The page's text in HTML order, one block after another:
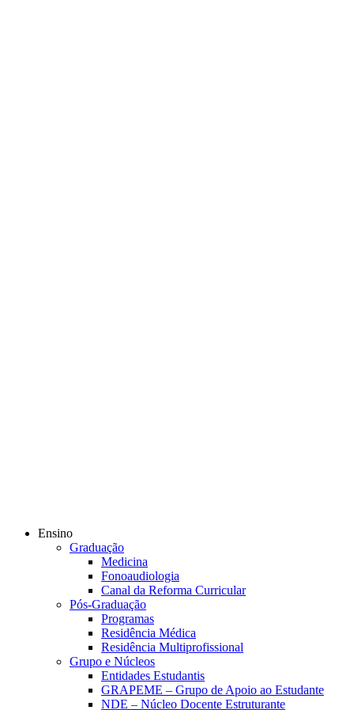
Ensino
Graduação
Medicina
Fonoaudiologia
Canal da Reforma Curricular
Pós-Graduação
Programas
Residência Médica
Residência Multiprofissional
Grupo e Núcleos
Entidades Estudantis
GRAPEME – Grupo de Apoio ao Estudante
NDE – Núcleo Docente Estruturante